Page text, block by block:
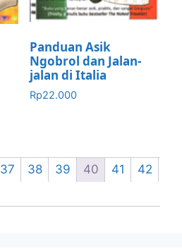
Panduan Asik
Ngobrol dan Jalan-
jalan di Italia
Rp22.000
37 38 39 40 41
42